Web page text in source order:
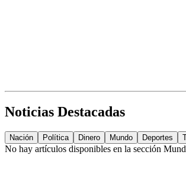
Noticias Destacadas
Nación Política Dinero Mundo Deportes
No hay artículos disponibles en la sección